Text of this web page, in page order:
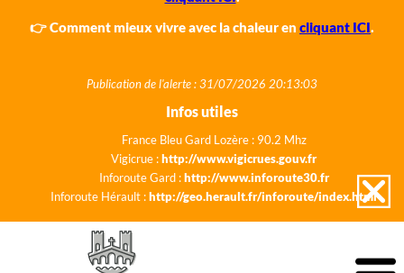
👉 Comment mieux vivre avec la chaleur en cliquant ICI.
Publication de l'alerte : 31/07/2026 20:13:03
Infos utiles
France Bleu Gard Lozère : 90.2 Mhz
Vigicrue :http://www.vigicrues.gouv.fr
Inforoute Gard :http://www.inforoute30.fr
Inforoute Hérault :http://geo.herault.fr/inforoute/index.html